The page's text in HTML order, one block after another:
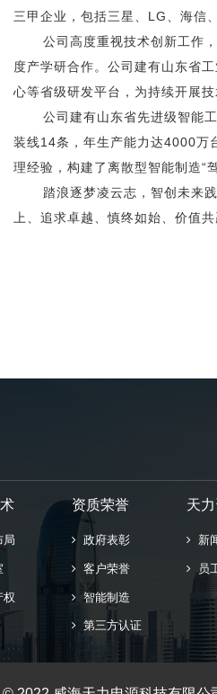
三甲企业，包括三星、LG、海信
公司高度重视技术创新工作
度产学研合作。公司建有山东省
心等省级研发平台，为持续开展
公司建有山东省先进级智能
装线14条，年生产能力达4000万
理经验，构建了离散型智能制造“
踏浪逐梦凌云志，智创未来
上、追求卓越、慎终如始、价值
资质荣誉
政府表彰
客户荣誉
智能制造
第三方认证
天
新
员